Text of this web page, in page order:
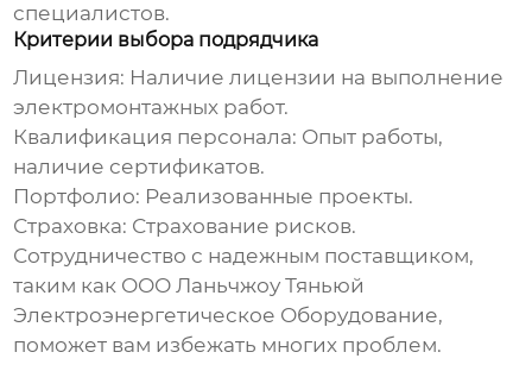
специалистов.
Критерии выбора подрядчика
Лицензия: Наличие лицензии на выполнение
электромонтажных работ.
Квалификация персонала: Опыт работы,
наличие сертификатов.
Портфолио: Реализованные проекты.
Страховка: Страхование рисков.
Сотрудничество с надежным поставщиком,
таким как ООО Ланьчжоу Тяньюй
Электроэнергетическое Оборудование,
поможет вам избежать многих проблем.